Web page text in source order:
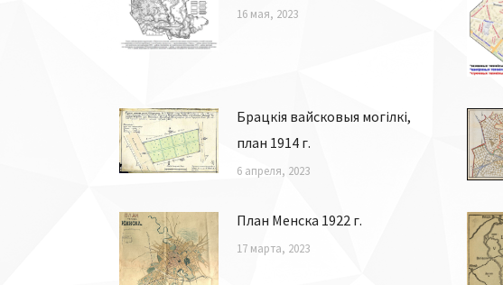
16 мая, 2023
Брацкія вайсковыя могілкі,
план 1914 г.
6 апреля, 2023
План Менска 1922 г.
17 марта, 2023